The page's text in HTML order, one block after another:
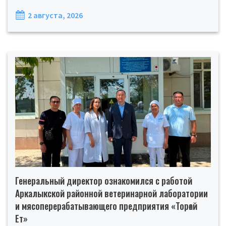
2 августа, 2026
Генеральный директор ознакомился с работой
Аркалыкской районной ветеринарной лаборатории
и мясоперерабатывающего предприятия «Торғай
Ет»